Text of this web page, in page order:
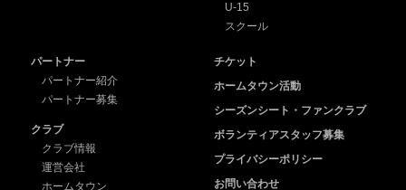
U-15
スクール
パートナー
パートナー紹介
パートナー募集
クラブ
クラブ情報
運営会社
ホームタウン
チケット
ホームタウン活動
シーズンシート・ファンクラブ
ボランティアスタッフ募集
プライバシーポリシー
お問い合わせ